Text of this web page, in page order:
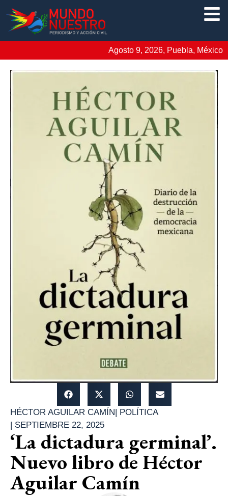
Agosto 9, 2026, Puebla, México
HÉCTOR AGUILAR CAMÍN| POLÍTICA
| SEPTIEMBRE 22, 2025
‘La dictadura germinal’.
Nuevo libro de Héctor
Aguilar Camín